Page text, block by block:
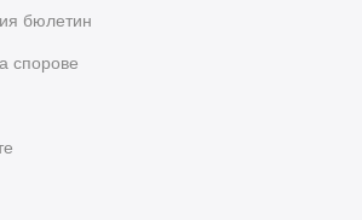
бюлетин
спорове